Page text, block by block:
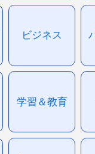
ビジネス
学習＆教育